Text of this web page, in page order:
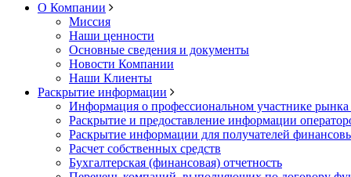
О Компании
Миссия
Наши ценности
Основные сведения и документы
Новости Компании
Наши Клиенты
Раскрытие информации
Информация о профессиональном участнике
Раскрытие и предоставление информации
Раскрытие информации для получателей
Расчет собственных средств
Бухгалтерская (финансовая) отчетность